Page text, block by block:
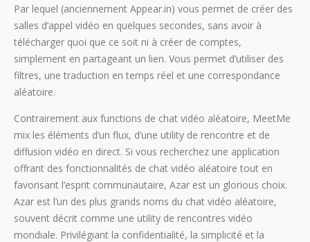
Par lequel (anciennement Appear.in) vous permet de créer des
salles d’appel vidéo en quelques secondes, sans avoir à
télécharger quoi que ce soit ni à créer de comptes,
simplement en partageant un lien. Vous permet d’utiliser des
filtres, une traduction en temps réel et une correspondance
aléatoire.
Contrairement aux functions de chat vidéo aléatoire, MeetMe
mix les éléments d’un flux, d’une utility de rencontre et de
diffusion vidéo en direct. Si vous recherchez une application
offrant des fonctionnalités de chat vidéo aléatoire tout en
favorisant l’esprit communautaire, Azar est un glorious choix.
Azar est l’un des plus grands noms du chat vidéo aléatoire,
souvent décrit comme une utility de rencontres vidéo
mondiale. Privilégiant la confidentialité, la simplicité et la